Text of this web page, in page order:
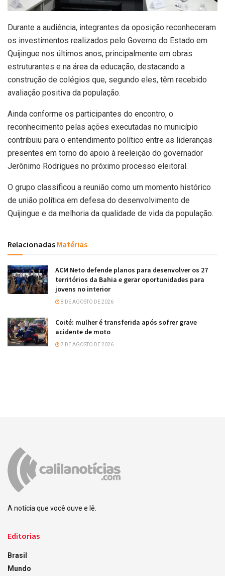
Durante a audiência, integrantes da oposição reconheceram
os investimentos realizados pelo Governo do Estado em
Quijingue nos últimos anos, principalmente em obras
estruturantes e na área da educação, destacando a
construção de colégios que, segundo eles, têm recebido
avaliação positiva da população.
Ainda conforme os participantes do encontro, o
reconhecimento pelas ações executadas no município
contribuiu para o entendimento político entre as lideranças
presentes em torno do apoio à reeleição do governador
Jerônimo Rodrigues no próximo processo eleitoral.
O grupo classificou a reunião como um momento histórico
de união política em defesa do desenvolvimento de
Quijingue e da melhoria da qualidade de vida da população.
Relacionadas Matérias
ACM Neto defende planos para desenvolver os 27
territórios da Bahia e gerar oportunidades para
jovens no interior
8 DE AGOSTO DE 2026
Coité: mulher é transferida após sofrer grave
acidente de moto
7 DE AGOSTO DE 2026
A notícia que você ouve e lê.
Editorias
Brasil
Mundo